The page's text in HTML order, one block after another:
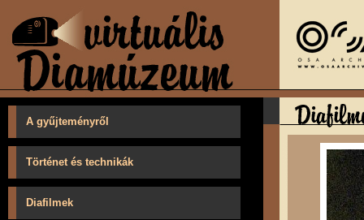
A gyűjteményről
Történet és technikák
Diafilmek